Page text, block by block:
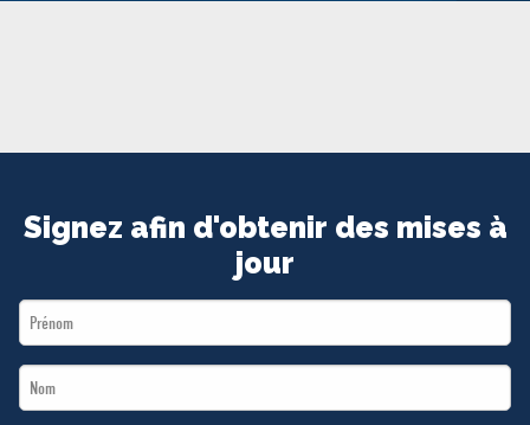
BOUTIQUE
Signez afin d'obtenir des mises à
jour
First
Name
Last
Name